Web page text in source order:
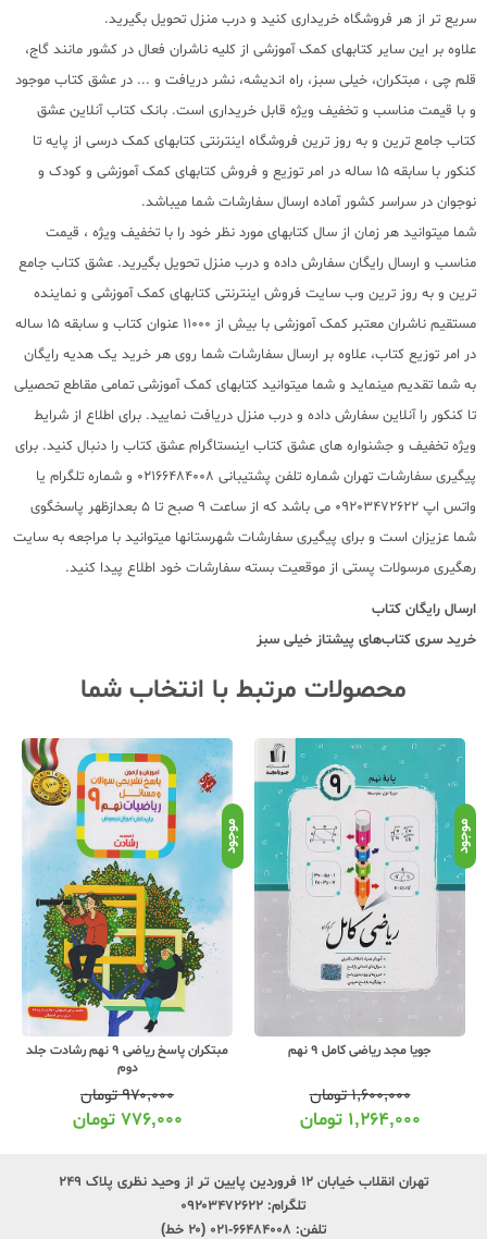
سریع تر از هر فروشگاه خریداری کنید و درب منزل تحویل بگیرید.
علاوه بر این سایر کتابهای کمک آموزشی از کلیه ناشران فعال در کشور مانند گاج،
قلم چی ، مبتکران، خیلی سبز، راه اندیشه، نشر دریافت و ... در عشق کتاب موجود
و با قیمت مناسب و تخفیف ویژه قابل خریداری است. بانک کتاب آنلاین عشق
کتاب جامع ترین و به روز ترین فروشگاه اینترنتی کتابهای کمک درسی از پایه تا
کنکور با سابقه 15 ساله در امر توزیع و فروش کتابهای کمک آموزشی و کودک و
نوجوان در سراسر کشور آماده ارسال سفارشات شما میباشد.
شما میتوانید هر زمان از سال کتابهای مورد نظر خود را با تخفیف ویژه ، قیمت
مناسب و ارسال رایگان سفارش داده و درب منزل تحویل بگیرید. عشق کتاب جامع
ترین و به روز ترین وب سایت فروش اینترنتی کتابهای کمک آموزشی و نماینده
مستقیم ناشران معتبر کمک آموزشی با بیش از 11000 عنوان کتاب و سابقه 15 ساله
در امر توزیع کتاب، علاوه بر ارسال سفارشات شما روی هر خرید یک هدیه رایگان
به شما تقدیم مینماید و شما میتوانید کتابهای کمک آموزشی تمامی مقاطع تحصیلی
تا کنکور را آنلاین سفارش داده و درب منزل دریافت نمایید. برای اطلاع از شرایط
ویژه تخفیف و جشنواره های عشق کتاب اینستاگرام عشق کتاب را دنبال کنید. برای
پیگیری سفارشات تهران شماره تلفن پشتیبانی 02166484008 و شماره تلگرام یا
واتس اپ 09203472622 می باشد که از ساعت 9 صبح تا 5 بعدازظهر پاسخگوی
شما عزیزان است و برای پیگیری سفارشات شهرستانها میتوانید با مراجعه به سایت
رهگیری مرسولات پستی از موقعیت بسته سفارشات خود اطلاع پیدا کنید.
ارسال رایگان کتاب
خرید سری کتاب‌های پیشتاز خیلی سبز
محصولات مرتبط با انتخاب شما
موجود
مبتکران پاسخ ریاضی 9 نهم رشادت جلد
۷۷۶,۰۰۰
موجود
گاج کارپوچینو ریاضی 9
۶۲۴,۰۰۰
تهران انقلاب خیابان ۱۲ فروردین پایین تر از وحید نظری پلاک ۲۴۹
تلگرام: ۰۹۲۰۳۴۷۲۶۲۲
تلفن: ۶۶۴۸۴۰۰۸-۰۲۱ (۲۰ خط)